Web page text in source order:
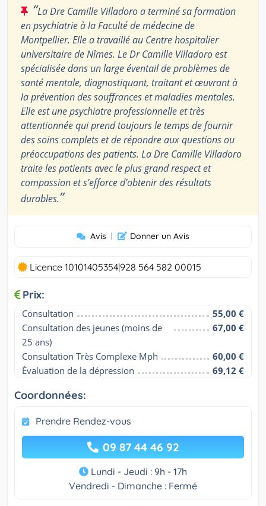
“La Dre Camille Villadoro a terminé sa formation
en psychiatrie à la Faculté de médecine de
Montpellier. Elle a travaillé au Centre hospitalier
universitaire de Nîmes. Le Dr Camille Villadoro est
spécialisée dans un large éventail de problèmes de
santé mentale, diagnostiquant, traitant et œuvrant à
la prévention des souffrances et maladies mentales.
Elle est une psychiatre professionnelle et très
attentionnée qui prend toujours le temps de fournir
des soins complets et de répondre aux questions ou
préoccupations des patients. La Dre Camille Villadoro
traite les patients avec le plus grand respect et
compassion et s’efforce d’obtenir des résultats
durables.”
Avis | Donner un Avis
Licence 10101405354|928 564 582 00015
Prix:
Consultation
55,00 €
Consultation des jeunes (moins de
25 ans)
67,00 €
Consultation Très Complexe Mph
60,00 €
Évaluation de la dépression
69,12 €
Coordonnées:
Prendre Rendez-vous
09 87 44 46 92
Lundi - Jeudi : 9h - 17h
Vendredi - Dimanche : Fermé